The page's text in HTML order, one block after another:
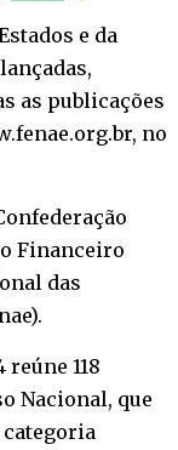
e da
as publicações
, no
Financeiro
das
118
Nacional, que